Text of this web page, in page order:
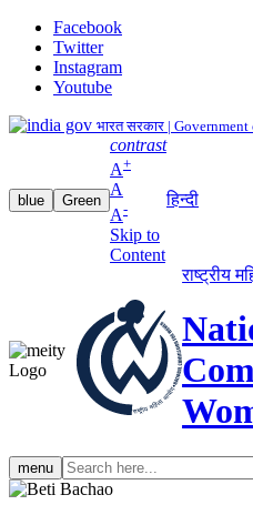
Facebook
Twitter
Instagram
Youtube
भारत सरकार |
blue Green
contrast
A+
A
A-
Skip to
Content
हिन्दी
राष्ट्रीय
menu Search